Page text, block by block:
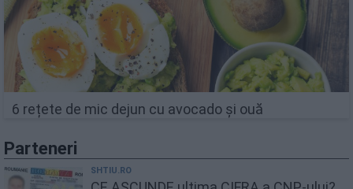
6 rețete de mic dejun cu avocado și ouă
Parteneri
SHTIU.RO